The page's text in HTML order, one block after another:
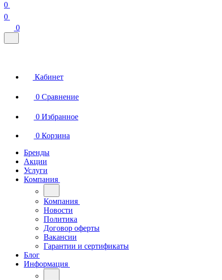
0
0
0
Кабинет
0 Сравнение
0 Избранное
0 Корзина
Бренды
Акции
Услуги
Компания
Компания
Новости
Политика
Договор оферты
Вакансии
Гарантии и сертификаты
Блог
Информация